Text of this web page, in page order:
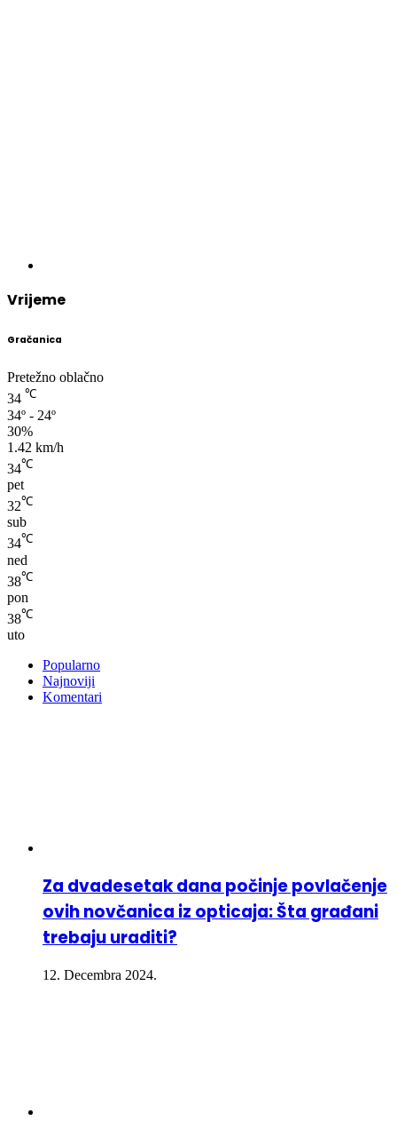
Vrijeme
Gračanica
Pretežno oblačno
34 ℃
34º - 24º
30%
1.42 km/h
34℃
pet
32℃
sub
34℃
ned
38℃
pon
38℃
uto
Popularno
Najnoviji
Komentari
Za dvadesetak dana počinje povlačenje
ovih novčanica iz opticaja: Šta građani
trebaju uraditi?
12. Decembra 2024.